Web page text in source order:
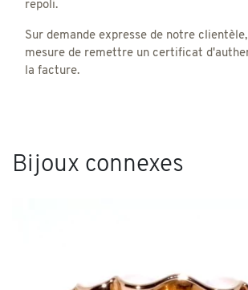
repoli.
Sur demande expresse de notre
mesure de remettre un certificat
la facture.
Bijoux connexes